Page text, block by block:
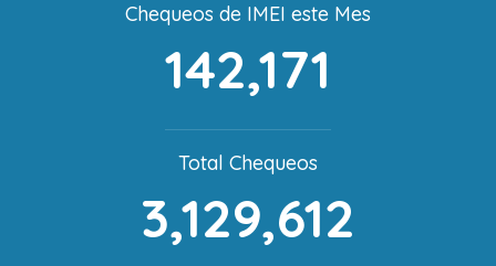
Chequeos de IMEI este Mes
142,171
Total Chequeos
3,129,612